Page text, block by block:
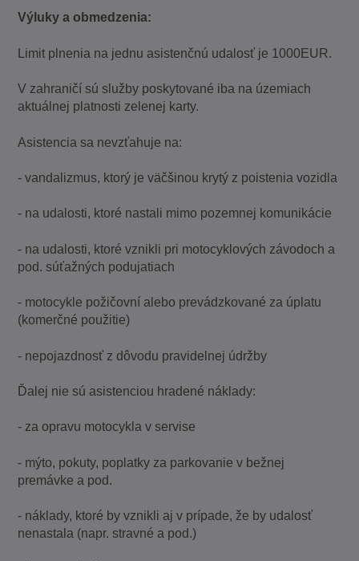
Výluky a obmedzenia:
Limit plnenia na jednu asistenčnú udalosť je 1000EUR.
V zahraničí sú služby poskytované iba na územiach
aktuálnej platnosti zelenej karty.
Asistencia sa nevzťahuje na:
- vandalizmus, ktorý je väčšinou krytý z poistenia vozidla
- na udalosti, ktoré nastali mimo pozemnej komunikácie
- na udalosti, ktoré vznikli pri motocyklových závodoch a
pod. súťažných podujatiach
- motocykle požičovní alebo prevádzkované za úplatu
(komerčné použitie)
- nepojazdnosť z dôvodu pravidelnej údržby
Ďalej nie sú asistenciou hradené náklady:
- za opravu motocykla v servise
- mýto, pokuty, poplatky za parkovanie v bežnej
premávke a pod.
- náklady, ktoré by vznikli aj v prípade, že by udalosť
nenastala (napr. stravné a pod.)